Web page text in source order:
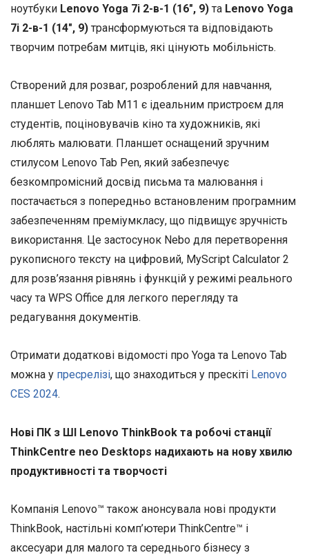
ноутбуки Lenovo Yoga 7i 2-в-1 (16″, 9) та Lenovo Yoga
7i 2-в-1 (14″, 9) трансформуються та відповідають
творчим потребам митців, які цінують мобільність.
Створений для розваг, розроблений для навчання,
планшет Lenovo Tab M11 є ідеальним пристроєм для
студентів, поціновувачів кіно та художників, які
люблять малювати. Планшет оснащений зручним
стилусом Lenovo Tab Pen, який забезпечує
безкомпромісний досвід письма та малювання і
постачається з попередньо встановленим програмним
забезпеченням преміумкласу, що підвищує зручність
використання. Це застосунок Nebo для перетворення
рукописного тексту на цифровий, MyScript Calculator 2
для розв’язання рівнянь і функцій у режимі реального
часу та WPS Office для легкого перегляду та
редагування документів.
Отримати додаткові відомості про Yoga та Lenovo Tab
можна у пресрелізі, що знаходиться у прескіті Lenovo
CES 2024.
Нові ПК з ШІ Lenovo ThinkBook та робочі станції
ThinkCentre neo Desktops надихають на нову хвилю
продуктивності та творчості
Компанія Lenovo™ також анонсувала нові продукти
ThinkBook, настільні комп’ютери ThinkCentre™ і
аксесуари для малого та середнього бізнесу з